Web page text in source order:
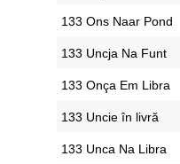
‎133 Ons Naar Pond
‎133 Uncja Na Funt
‎133 Onça Em Libra
‎133 Uncie în livră
‎133 Unca Na Libra